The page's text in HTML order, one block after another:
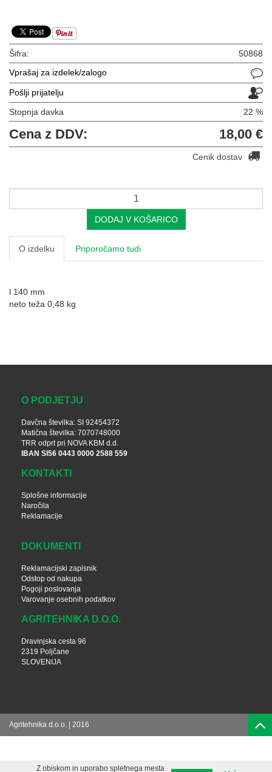
Šifra:
50868
Vprašaj za izdelek/zalogo
Pošlji prijatelju
Stopnja davka 22 %
Cena z DDV: 18,00 €
Cenik dostav
DODAJ V KOŠARICO
O izdelku Priporočamo tudi
l 140 mm
neto teža 0,48 kg
O PODJETJU
Davčna številka: SI 92454372
Matična številka: 7070748000
TRR odprt pri NOVA KBM d.d.
IBAN SI56 0443 0000 2588 559
KONTAKTI
Splošne informacije
Naročila
Reklamacije
DOKUMENTI
Reklamacijski zapisnik
Odstop od nakupa
Pogoji poslovanja
Varovanje osebnih podatkov
AGRITEHNIKA D.O.O.
Dravinjska cesta 96
2319 Poljčane
SLOVENIJA
Agritehnika d.o.o. | 2016
Z obiskom in uporabo spletnega mesta